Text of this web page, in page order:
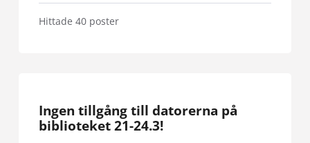
Ingen tillgång till datorerna på
biblioteket 21-24.3!
Hittade 40 poster